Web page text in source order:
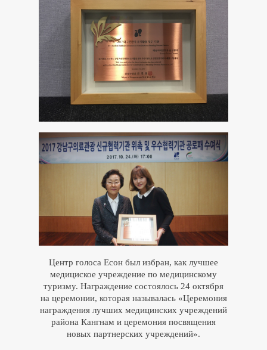
Центр голоса Есон был избран, как лучшее
медициское учреждение по медицинскому
туризму. Награждение состоялось 24 октября
на церемонии, которая называлась «Церемония
награждения лучших медицинских учреждений
района Кангнам и церемония посвящения
новых партнерских учреждений».